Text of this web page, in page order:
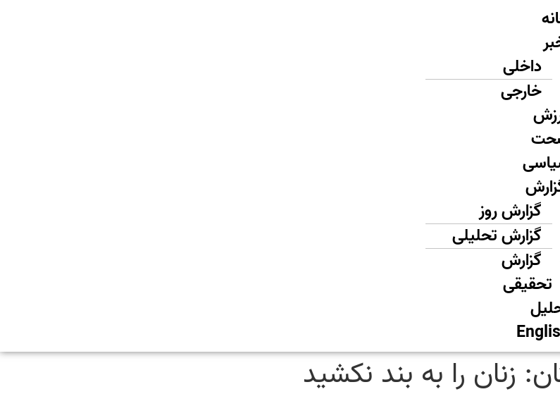
داخلی
خارجی
گزارش روز
گزارش تحلیلی
گزارش
تحقیقی
زنان را به بند نکشید